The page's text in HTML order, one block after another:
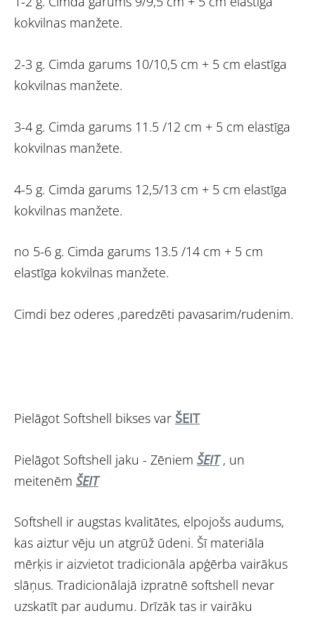
kokvilnas manžete.
2-3 g. Cimda garums 10/10,5 cm + 5 cm elastīga
kokvilnas manžete.
3-4 g. Cimda garums 11.5 /12 cm + 5 cm elastīga
kokvilnas manžete.
4-5 g. Cimda garums 12,5/13 cm + 5 cm elastīga
kokvilnas manžete.
no 5-6 g. Cimda garums 13.5 /14 cm + 5 cm
elastīga kokvilnas manžete.
Cimdi bez oderes ,paredzēti pavasarim/rudenim.
Pielāgot Softshell bikses var ŠEIT
Pielāgot Softshell jaku - Zēniem ŠEIT, un
meitenēm ŠEIT
Softshell ir augstas kvalitātes, elpojošs audums,
kas aiztur vēju un atgrūž ūdeni. Šī materiāla
mērķis ir aizvietot tradicionāla apģērba vairākus
slāņus. Tradicionālajā izpratnē softshell nevar
uzskatīt par audumu. Drīzāk tas ir vairāku